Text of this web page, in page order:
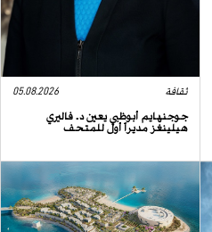
ثقافة 05.08.2026
جوجنهايم أبوظبي يعين د. فاليري
هيلينغز مديراً أول للمتحف